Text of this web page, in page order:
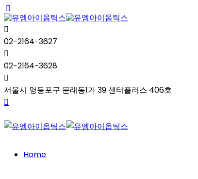
02-2164-3627
02-2164-3628
서울시 영등포구 문래동1가 39 센터플러스 406호
Home